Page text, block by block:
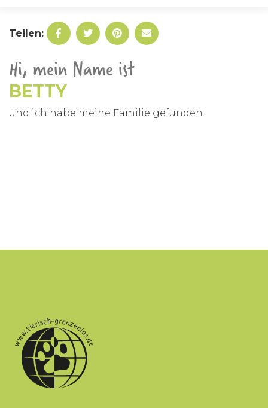
Teilen:
Hi, mein Name ist
BETTY
und ich habe meine Familie gefunden.